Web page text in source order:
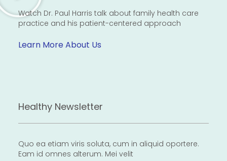
Watch Dr. Paul Harris talk about family health care
practice and his patient-centered approach
Learn More About Us
Healthy Newsletter
Quo ea etiam viris soluta, cum in aliquid oportere.
Eam id omnes alterum. Mei velit